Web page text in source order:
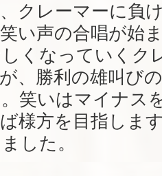
クレーマーに負
い声の合唱が始
くなっていくク
、勝利の雄叫び
笑いはマイナス
様方を目指しま
した。